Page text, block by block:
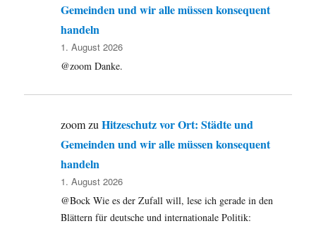
Gemeinden und wir alle müssen konsequent
handeln
1. August 2026
@zoom Danke.
zoomzuHitzeschutz vor Ort: Städte und
Gemeinden und wir alle müssen konsequent
handeln
1. August 2026
@Bock Wie es der Zufall will, lese ich gerade in den
Blättern für deutsche und internationale Politik: